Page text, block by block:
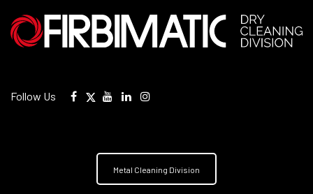
Follow Us
Metal Cleaning Division